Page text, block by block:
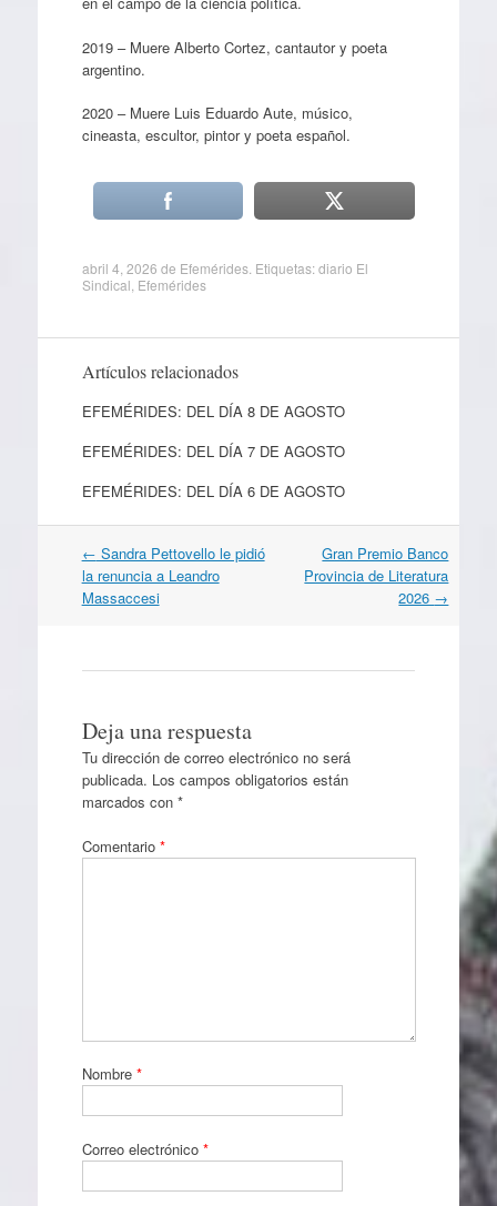
2019 – Muere Alberto Cortez, cantautor y poeta
argentino.
2020 – Muere Luis Eduardo Aute, músico,
cineasta, escultor, pintor y poeta español.
abril 4, 2026 de Efemérides. Etiquetas:diario El
Sindical Efemérides
Artículos relacionados
EFEMÉRIDES: DEL DÍA 8 DE AGOSTO
EFEMÉRIDES: DEL DÍA 7 DE AGOSTO
EFEMÉRIDES: DEL DÍA 6 DE AGOSTO
Navegación
por
artículos
← Sandra Pettovello le pidió
la renuncia a Leandro
Massaccesi
Gran Premio Banco
Provincia de Literatura
2026 →
Deja una respuesta
Tu dirección de correo electrónico no será
publicada. Los campos obligatorios están
marcados con *
Comentario *
Nombre *
Correo electrónico *